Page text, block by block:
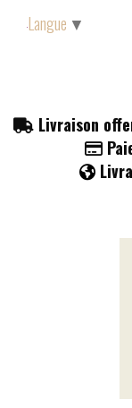
Livraison


Langue ▼